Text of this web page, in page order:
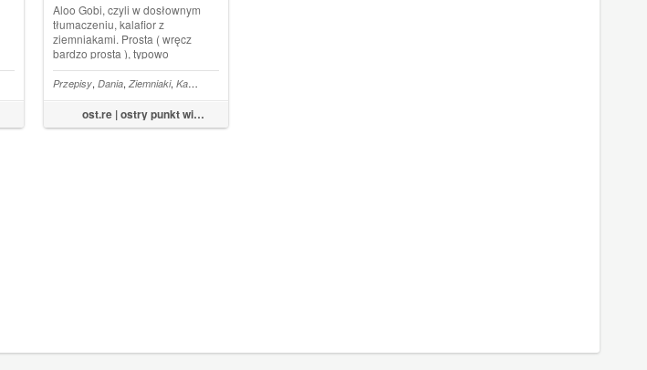
Biała kapusta,Kapusta
Aloo Gobi, czyli w dosłownym
tłumaczeniu, kalafior z
ziemniakami. Prosta ( wręcz
bardzo prosta ), typowo
indyjska potrawa w której
główne skrzypce gra
kompozycja przypraw oraz
smaków jest to coś zarazem
wyjątkowego ale
ost.re | ostry punkt widzenia
Przepisy, Dania, Ziemniaki, Kalafior